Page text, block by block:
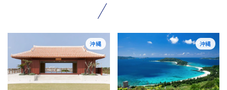
沖縄 沖縄